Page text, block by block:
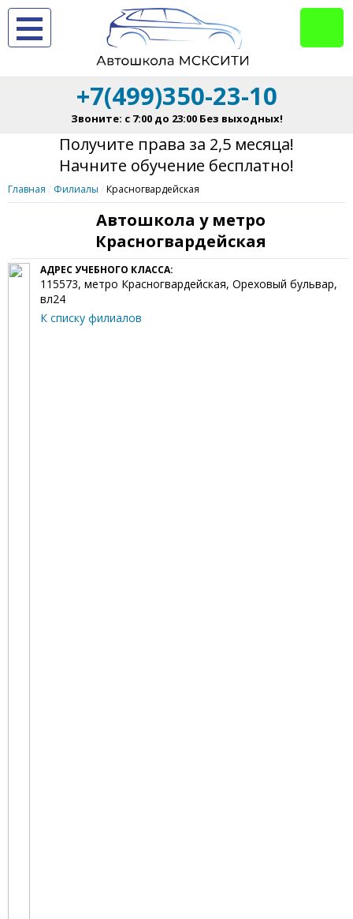
+7(499)350-23-10
Звоните: с 7:00 до 23:00 Без выходных!
Получите права за 2,5 месяца!
Начните обучение бесплатно!
Главная Филиалы Красногвардейская
Автошкола у метро
Красногвардейская
АДРЕС УЧЕБНОГО КЛАССА:
115573, метро Красногвардейская, Ореховый бульвар,
вл24
К списку филиалов